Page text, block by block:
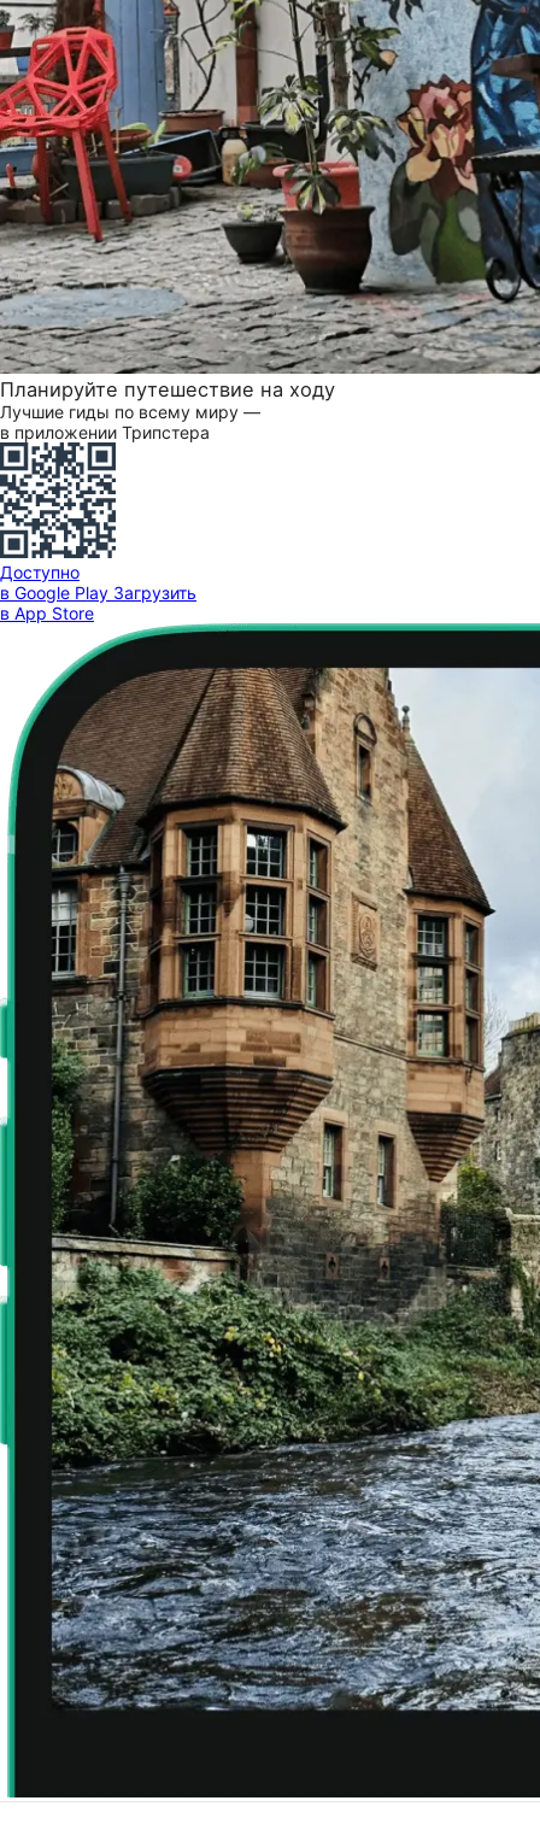
Планируйте путешествие на ходу
Лучшие гиды по всему миру —
в приложении Трипстера
Доступно
в Google Play Загрузить
в App Store